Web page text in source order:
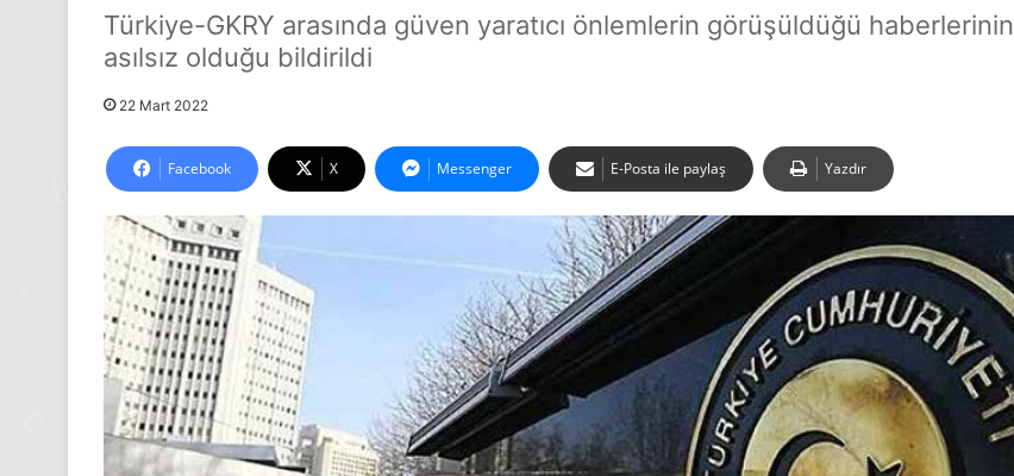
Türkiye-GKRY arasında güven yaratıcı önlemlerin görüşüldüğü haberlerinin
asılsız olduğu bildirildi
22 Mart 2022
Facebook X Messenger E-Posta ile paylaş Yazdır